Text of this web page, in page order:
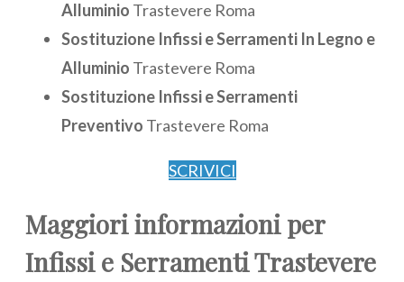
Alluminio Trastevere Roma
Sostituzione Infissi e Serramenti In Legno e
Alluminio Trastevere Roma
Sostituzione Infissi e Serramenti
Preventivo Trastevere Roma
SCRIVICI
Maggiori informazioni per
Infissi e Serramenti Trastevere